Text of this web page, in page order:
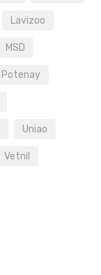
Lavizoo
MSD
Potenay
Uniao
Vetnil